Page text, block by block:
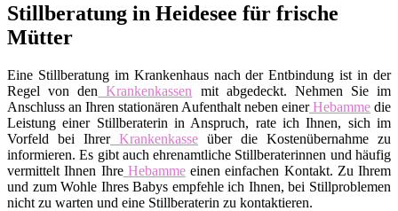
Stillberatung in Heidesee für frische
Mütter
Eine Stillberatung im Krankenhaus nach der Entbindung ist in der
Regel von den Krankenkassen mit abgedeckt. Nehmen Sie im
Anschluss an Ihren stationären Aufenthalt neben einerHebamme die
Leistung einer Stillberaterin in Anspruch, rate ich Ihnen, sich im
Vorfeld bei IhrerKrankenkasse über die Kostenübernahme zu
informieren. Es gibt auch ehrenamtliche Stillberaterinnen und häufig
vermittelt Ihnen IhreHebammeeinen einfachen Kontakt. Zu Ihrem
und zum Wohle Ihres Babys empfehle ich Ihnen, bei Stillproblemen
nicht zu warten und eine Stillberaterin zu kontaktieren.